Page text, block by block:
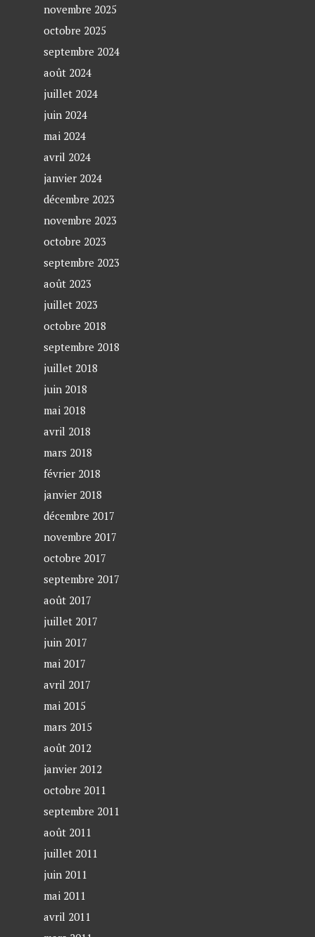
novembre 2025
octobre 2025
septembre 2024
août 2024
juillet 2024
juin 2024
mai 2024
avril 2024
janvier 2024
décembre 2023
novembre 2023
octobre 2023
septembre 2023
août 2023
juillet 2023
octobre 2018
septembre 2018
juillet 2018
juin 2018
mai 2018
avril 2018
mars 2018
février 2018
janvier 2018
décembre 2017
novembre 2017
octobre 2017
septembre 2017
août 2017
juillet 2017
juin 2017
mai 2017
avril 2017
mai 2015
mars 2015
août 2012
janvier 2012
octobre 2011
septembre 2011
août 2011
juillet 2011
juin 2011
mai 2011
avril 2011